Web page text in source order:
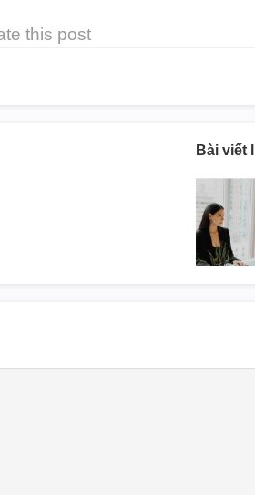
this post
Bài viết